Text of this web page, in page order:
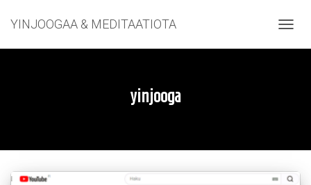
YINJOOGAA & MEDITAATIOTA
yinjooga